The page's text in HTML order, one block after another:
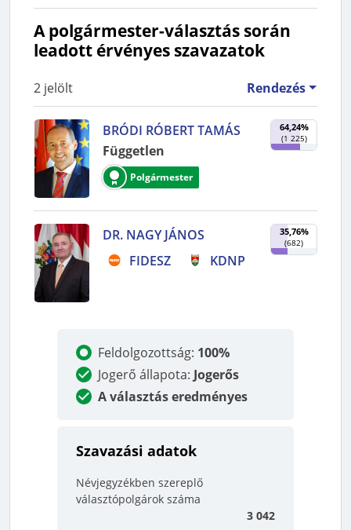
A polgármester-választás során
leadott érvényes szavazatok
2 jelölt Rendezés
BRÓDI RÓBERT TAMÁS
Független
Polgármester
64,24%
(1 225)
DR. NAGY JÁNOS
FIDESZ
KDNP
35,76%
(682)
Feldolgozottság: 100%
Jogerő állapota: Jogerős
A választás eredményes
Szavazási adatok
Névjegyzékben szereplő
választópolgárok száma
3 042